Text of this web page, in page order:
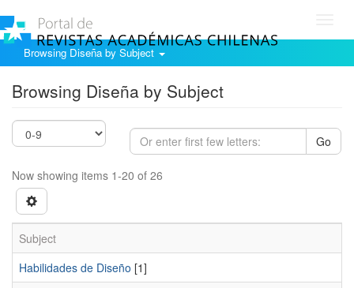
Browsing Diseña by Subject
Browsing Diseña by Subject
Go
Now showing items 1-20 of 26
Subject
Habilidades de Diseño [1]